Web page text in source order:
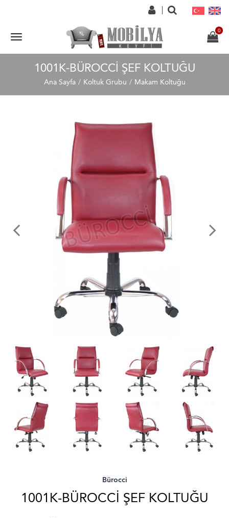
1001K-BÜROCCI ŞEF KOLTUĞU
Ana Sayfa Koltuk Grubu Makam Koltuğu
Bürocci
1001K-BÜROCCI ŞEF KOLTUĞU